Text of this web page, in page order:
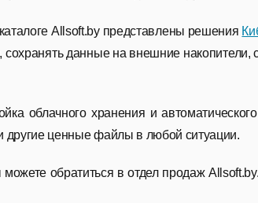
Allsoft.by представлены решения
данные на внешние
облачного хранения и
ценные файлы в любой ситуации.
обратиться в отдел продаж